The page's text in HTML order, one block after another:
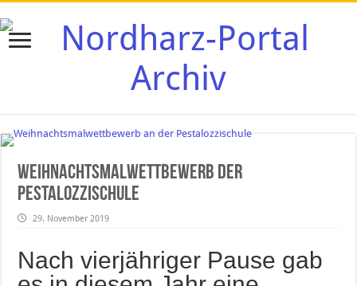
Weihnachtsmalwettbewerb der
Pestalozzischule
29. November 2019
Nach vierjähriger Pause gab